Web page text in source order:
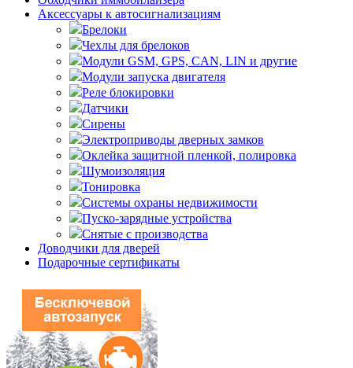
Аксессуары к автосигнализациям
Брелоки
Чехлы для брелоков
Модули GSM, GPS, CAN, LIN и другие
Модули запуска двигателя
Реле блокировки
Датчики
Сирены
Электроприводы дверных замков
Оклейка защитной пленкой, полировка
Шумоизоляция
Тонировка
Системы охраны недвижимости
Пуско-зарядные устройства
Снятые с производства
Доводчики для дверей
Подарочные сертификаты